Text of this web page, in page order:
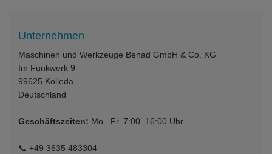
Unternehmen
Maschinen und Werkzeuge Benad GmbH & Co. KG
Im Funkwerk 9
99625 Kölleda
Deutschland
Geschäftszeiten: Mo.–Fr. 7:00–16:00 Uhr
📞 +49 3635 483304